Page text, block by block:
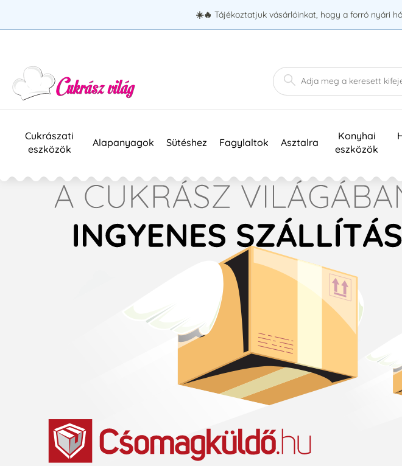
☀️🔥 Tájékoztatjuk vásárlóinkat, hogy a forró nyári
Cukrászati
eszközök
Alapanyagok Sütéshez Fagylaltok Asztalra
Konyhai
eszközök